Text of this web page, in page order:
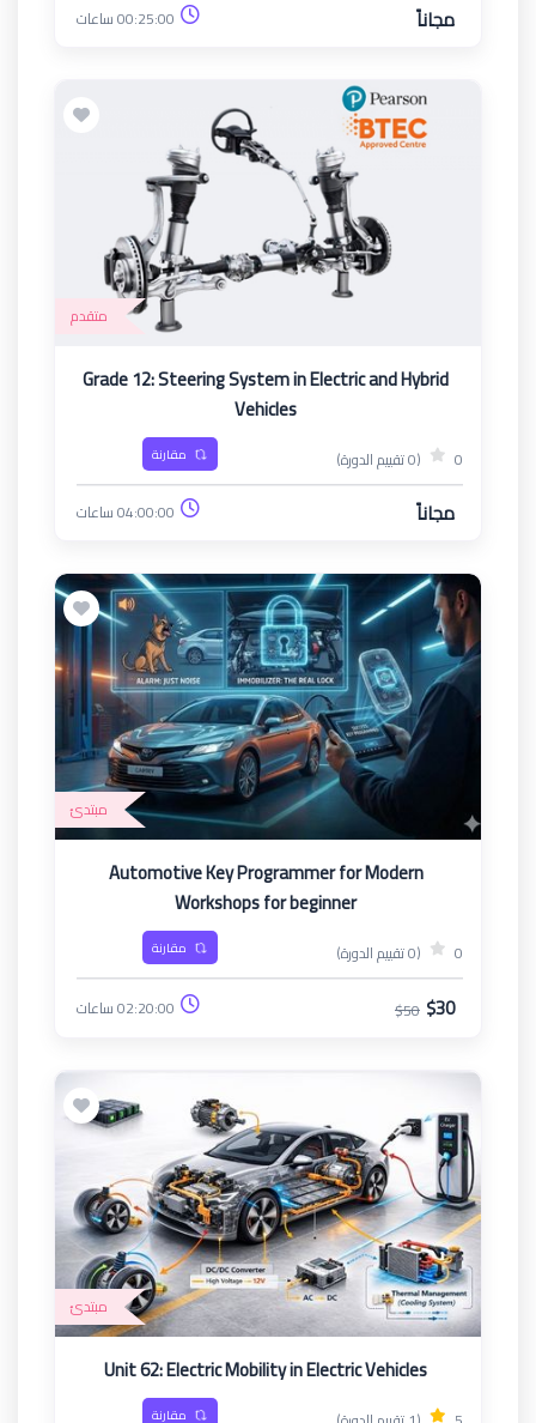
مجاناً 00:25:00 ساعات
متقدم
Grade 12: Steering System in Electric and Hybrid
Vehicles
0 (0 تقييم الدورة) مقارنة
مجاناً 04:00:00 ساعات
مبتدئ
Automotive Key Programmer for Modern
Workshops for beginner
0 (0 تقييم الدورة) مقارنة
$30
$50 02:20:00 ساعات
مبتدئ
Unit 62: Electric Mobility in Electric Vehicles
مقارنة